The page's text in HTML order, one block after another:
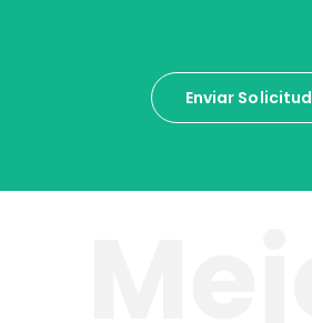
Enviar Solicitud